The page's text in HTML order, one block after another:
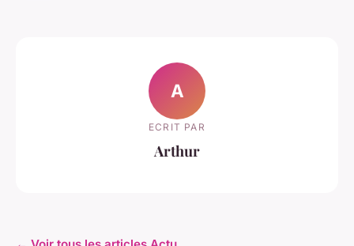
A
ECRIT PAR
Arthur